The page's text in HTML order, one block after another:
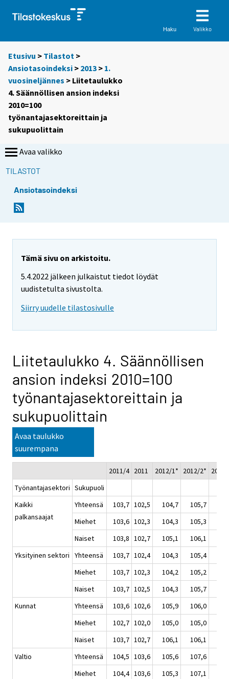
Haku Valikko
Etusivu > Tilastot >
Ansiotasoindeksi > 2013 > 1.
vuosineljännes > Liitetaulukko
4. Säännöllisen ansion indeksi
2010=100
työnantajasektoreittain ja
sukupuolittain
Avaa valikko
TILASTOT
Ansiotasoindeksi
Tämä sivu on arkistoitu.
5.4.2022 jälkeen julkaistut tiedot löydät
uudistetulta sivustolta.
Siirry uudelle tilastosivulle
Liitetaulukko 4. Säännöllisen
ansion indeksi 2010=100
työnantajasektoreittain ja
sukupuolittain
Avaa taulukko
suurempana
2011/4 2011 2012/1* 2012/2*
Työnantajasektori Sukupuoli
Kaikki
palkansaajat
Yhteensä 103,7 102,5 104,7 105,7
Miehet
103,6 102,3 104,3 105,3
Naiset
103,8 102,7 105,1 106,1
Yksityinen sektori
Yhteensä 103,7 102,4 104,3 105,4
Miehet
103,7 102,3 104,2 105,2
Naiset
103,7 102,5 104,3 105,7
Kunnat
Yhteensä 103,6 102,6 105,9 106,0
Miehet
102,7 102,0 105,0 105,0
Naiset
103,7 102,7 106,1 106,1
Valtio
Yhteensä 104,5 103,6 105,6 107,6
Miehet
104,4 103,6 105,3 107,1